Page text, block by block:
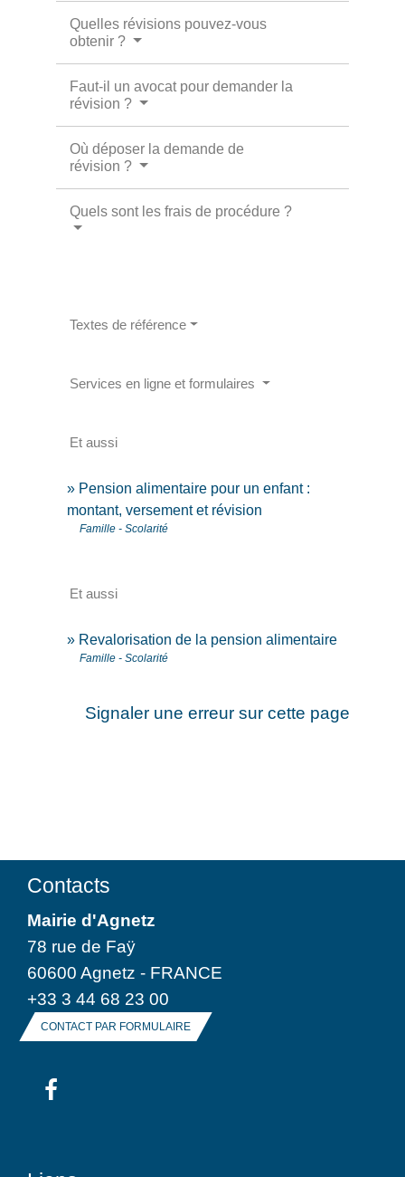
Quelles révisions pouvez-vous
obtenir ?
Faut-il un avocat pour demander la
révision ?
Où déposer la demande de
révision ?
Quels sont les frais de procédure ?
Textes de référence
Services en ligne et formulaires
Et aussi
Pension alimentaire pour un enfant :
montant, versement et révision
Famille - Scolarité
Et aussi
Revalorisation de la pension alimentaire
Famille - Scolarité
Signaler une erreur sur cette page
Contacts
Mairie d'Agnetz
78 rue de Faÿ
60600 Agnetz - FRANCE
+33 3 44 68 23 00
CONTACT PAR FORMULAIRE